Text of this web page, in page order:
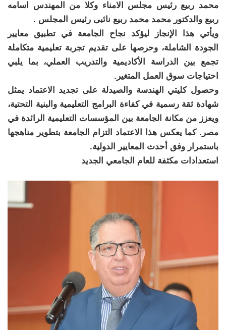
محمد ربيع رئيس مجلس الامناء وكلا من المهندس اسامه
ربيع والدكتور محمد محمد ربيع نائبى رئيس المجلس .
ويأتي هذا الإنجاز ليؤكد نجاح الجامعة في تطبيق معايير
الجودة الشاملة، وحرصها على تقديم تجربة تعليمية متكاملة
تجمع بين الدراسة الأكاديمية والتدريب العملي، بما يلبي
احتياجات سوق العمل المتغير.
وحصول كليتي الهندسة والصيدلة على تجديد الاعتماد يمثل
شهادة ثقة رسمية في كفاءة البرامج التعليمية والبنية التحتية،
ويعزز من مكانة الجامعة بين المؤسسات التعليمية الرائدة في
مصر. كما يعكس هذا الاعتماد التزام الجامعة بتطوير مناهجها
باستمرار وفق أحدث المعايير الدولية.
استعدادات مكثفة للعام الجامعي الجديد